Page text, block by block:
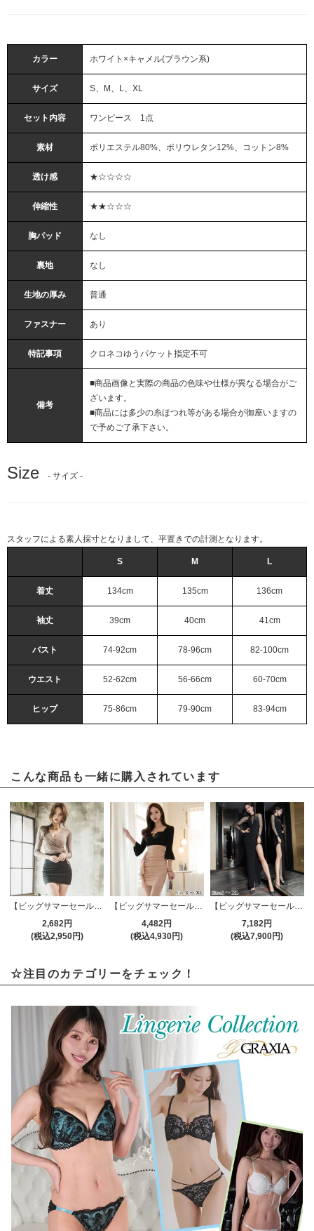
カラー ホワイト×キャメル(ブラウン系)
サイズ S、M、L、XL
セット内容 ワンピース 1点
素材 ポリエステル80%、ポリウレタン12%、コットン8%
透け感 ★☆☆☆☆
伸縮性 ★★☆☆☆
胸パッド なし
裏地 なし
生地の厚み 普通
ファスナー あり
特記事項 クロネコゆうパケット指定不可
備考
■商品画像と実際の商品の色味や仕様が異なる場合がご
ざいます。
■商品には多少の糸ほつれ等がある場合が御座いますの
で予めご了承下さい。
Size - サイズ -
スタッフによる素人採寸となりまして、平置きでの計測となります。
S M L
着丈 134cm 135cm 136cm
袖丈 39cm 40cm 41cm
バスト 74-92cm 78-96cm 82-100cm
ウエスト 52-62cm 56-66cm 60-70cm
ヒップ 75-86cm 79-90cm 83-94cm
こんな商品も一緒に購入されています
【ビッグサマーセール対象品】カシュクールのラインが大人クールなツーピースドレス(キャバドレス・CABARETDRESS)
2,682円
(税込2,950円)
【ビッグサマーセール対象品】ボタンチェーンがデコルテを輝かせるドレス(キャバドレス・CABARETDRESS) ブラック
4,482円
(税込4,930円)
【ビッグサマーセール対象品】シースルードットのスリットロングドレス(キャバドレス・CABARETDRESS)
7,182円
(税込7,900円)
☆注目のカテゴリーをチェック！